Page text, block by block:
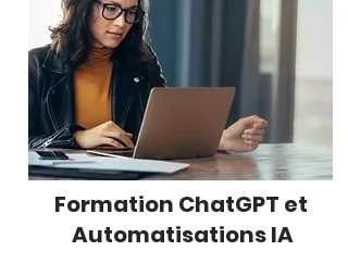
Formation ChatGPT et
Automatisations IA